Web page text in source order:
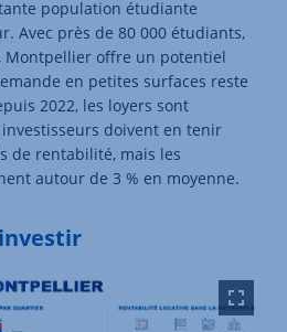
population étudiante
Avec près de 80 000 étudiants,
offre un potentiel
en petites surfaces reste
2022, les loyers sont
doivent en tenir
de rentabilité, mais les
autour de 3 % en moyenne.